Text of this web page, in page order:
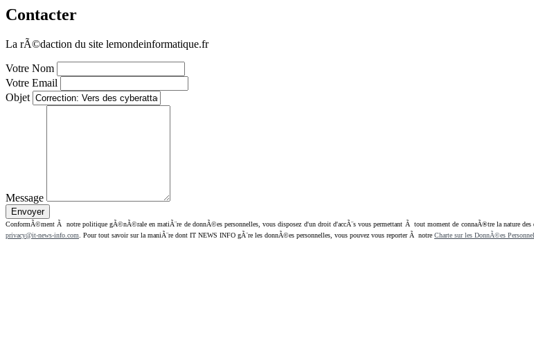
Contacter
La rÃ©daction du site lemondeinformatique.fr
Votre Nom
Votre Email
Objet
Message
ConformÃ©ment Ã notre politique gÃ©nÃ©rale en matiÃ¨re de donnÃ©es personnelles, vous disposez d'un droit d'accÃ¨s vous permettant Ã tout moment de connaÃ®tre la nature
privacy@it-news-info.com . Pour tout savoir sur la maniÃ¨re dont IT NEWS INFO gÃ¨re les donnÃ©es personnelles, vous pouvez vous reporter Ã notre Charte sur les DonnÃ©es